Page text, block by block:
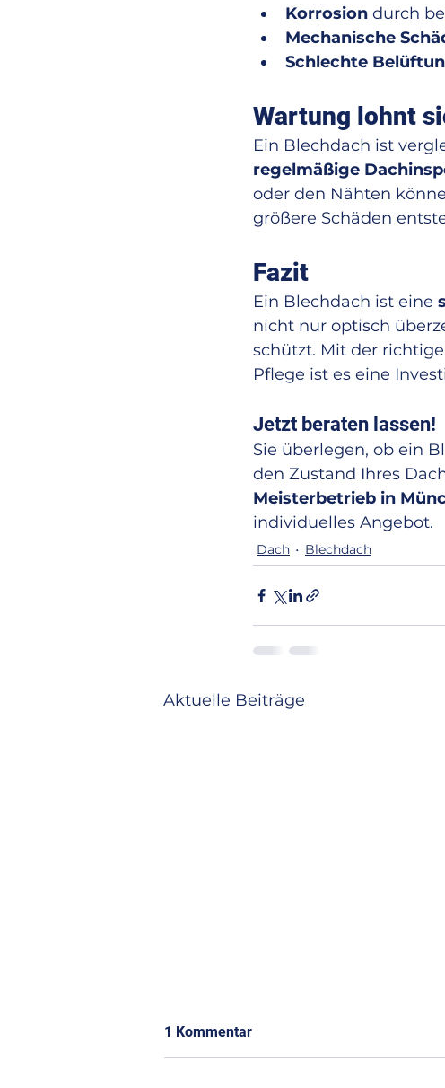
Korrosion durch
Mechanische
Schlechte
Wartung lohnt
Ein Blechdach ist
regelmäßige
oder den Nähten
größere Schäden
Fazit
Ein Blechdach ist eine
nicht nur optisch
schützt. Mit der
Pflege ist es eine
Jetzt beraten lassen!
Sie überlegen, ob ein
den Zustand Ihres
Meisterbetrieb in
individuelles Angebot.
Dach Blechdach
Aktuelle Beiträge
1 Kommentar